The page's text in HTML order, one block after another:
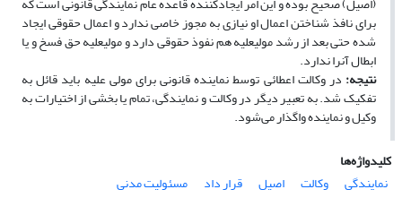
برای نافذ شناختن اعمال او نیازی به مجوز خاصی ندارد و اعمال حقوقی ایجاد
شده حتی بعد از رشد مولی­علیه هم نفوذ حقوقی دارد و مولی­علیه حق فسخ و یا
ابطال آن­را ندارد.
نتیجه: در وکالت اعطائی توسط نماینده قانونی برای مولی علیه باید قائل به
تفکیک شد. به تعبیر دیگر در وکالت و نمایندگی، تمام یا بخشی از اختیارات به
وکیل و نماینده واگذار می‌شود.
کلیدواژه‌ها
نمایندگی
وکالت اصیل قرار داد مسئولیت مدنی